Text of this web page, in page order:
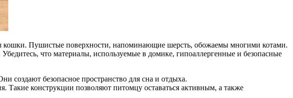
кошки. Пушистые поверхности, напоминающие шерсть, обожаемы многими котами.
что материалы, используемые в домике, гипоаллергенные и безопасные
безопасное пространство для сна и отдыха.
конструкции позволяют питомцу оставаться активным, а также